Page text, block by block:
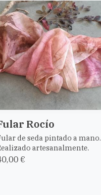
Rocío
de seda pintado a mano.
artesanalmente.
€